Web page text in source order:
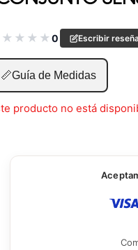
★ ★ ★ ★0 Escribir
📏Guía de Medidas
producto no está